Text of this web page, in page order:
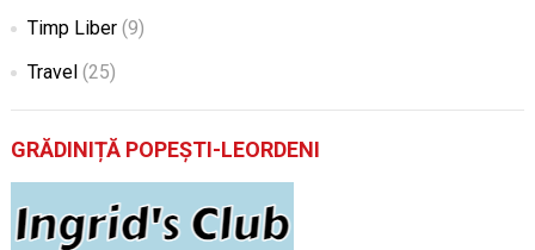
Timp Liber(9)
Travel (25)
GRĂDINIȚĂ POPEȘTI-LEORDENI